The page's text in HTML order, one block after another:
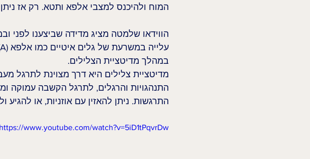
המוח ולהיכנס למצבי אלפא ותטא. רק אז
במהלך מדיטציית הצלילים.
מדיטציית צלילים היא דרך מצוינת לתרגל
התנהגויות והרגלים, לתרגל הקשבה עמוקה
התרגשות. ניתן להאזין עם אוזניות, או להגיע
https://www.youtube.com/watch?v=5iD1tPqvrDw